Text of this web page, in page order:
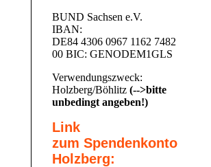
BUND Sachsen e.V.
IBAN:
DE84 4306 0967 1162 7482
00 BIC: GENODEM1GLS
Verwendungszweck:
Holzberg/Böhlitz (-->bitte
unbedingt angeben!)
Link
zum Spendenkonto
Holzberg: